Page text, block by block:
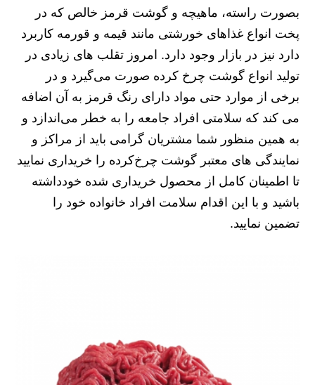
بصورت راسته، ماهیچه و گوشت قرمز خالص که در
پخت انواع غذاهای خورشتی مانند قیمه و قورمه کاربرد
دارد نیز در بازار وجود دارد. امروز تقلب های زیادی در
تولید انواع گوشت چرخ‌ کرده صورت می‌گیرد و در
برخی از موارد حتی مواد دارای رنگ قرمز به آن اضافه
می کند که سلامتی افراد جامعه را به خطر می‌اندازد و
به همین منظور شما مشتریان گرامی باید از مراکز و
نمایندگی های معتبر گوشت چرخ‌کرده را خریداری نمایید
تا اطمینان کامل از محصول خریداری شده خودداشته
باشید و با این اقدام سلامت افراد خانواده خود را
تضمین نمایید.